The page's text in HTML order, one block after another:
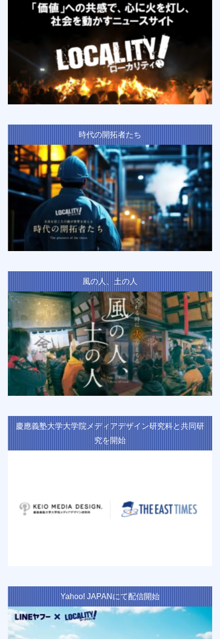
時代の開拓者たち
風の人、土の人
慶應義塾大学大学院メディアデザイン研究科と共同研
究を開始
Yahoo! JAPANにて配信開始